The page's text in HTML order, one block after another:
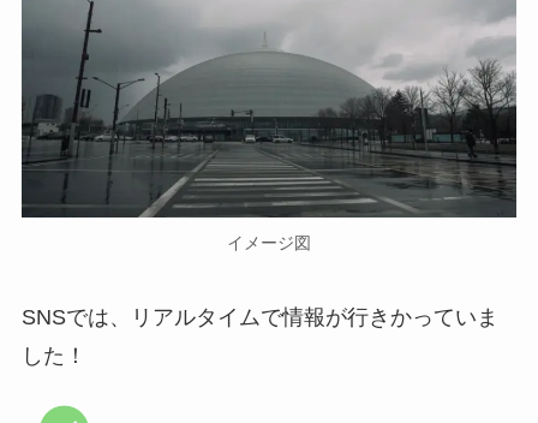
イメージ図
SNSでは、リアルタイムで情報が行きかっていま
した！